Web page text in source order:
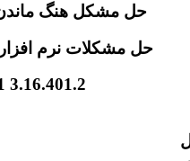
حل مشکل هنگ ماندن
حل مشکلات نرم
3.16.401.2